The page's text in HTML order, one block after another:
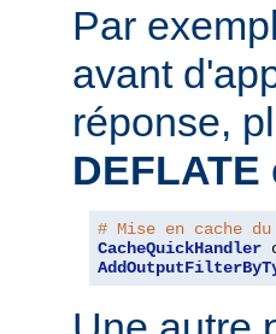
Par
avant
réponse,
DEFLATE
# Mise en cache
CacheQuickHandler